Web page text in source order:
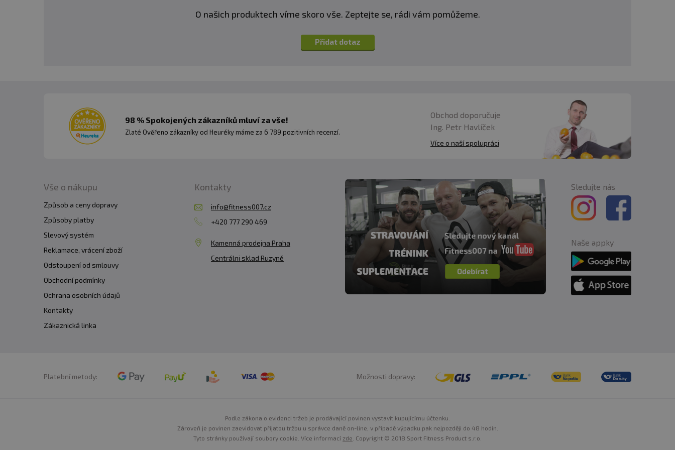
O našich produktech víme skoro vše. Zeptejte se, rádi vám pomůžeme.
Přidat dotaz
98 % Spokojených zákazníků mluví za vše!
Zlaté Ověřeno zákazníky od Heuréky máme za 6 789 pozitivních recenzí.
Obchod doporučuje
Ing. Petr Havlíček
Více o naší spolupráci
Vše o nákupu
Způsob a ceny dopravy
Způsoby platby
Slevový systém
Reklamace, vrácení zboží
Odstoupení od smlouvy
Obchodní podmínky
Ochrana osobních údajů
Kontakty
Zákaznická linka
Kontakty
info@fitness007.cz
+420 777 290 469
Kamenná prodejna Praha
Centrálni sklad Ruzyně
Sledujte nás
Naše appky
Platební metody: Možnosti dopravy:
Podle zákona o evidenci tržeb je prodávající povinen vystavit kupujícímu účtenku.
Zároveň je povinen zaevidovat přijatou tržbu u správce daně on-line, v případě výpadku pak nejpozději do 48 hodin.
Tyto stránky používají soubory cookie. Více informací zde . Copyright © 2018 Sport Fitness Product s.r.o.